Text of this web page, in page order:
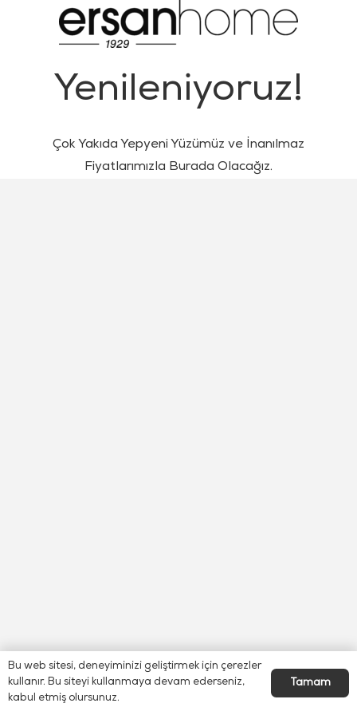
Yenileniyoruz!
Çok Yakıda Yepyeni Yüzümüz ve İnanılmaz
Fiyatlarımızla Burada Olacağız.
Bu web sitesi, deneyiminizi geliştirmek için çerezler
kullanır. Bu siteyi kullanmaya devam ederseniz,
kabul etmiş olursunuz.
Tamam